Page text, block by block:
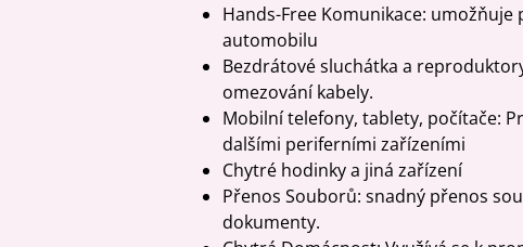
Hands-Free Komunikace:
automobilu
Bezdrátové sluchátka a
omezování kabely.
Mobilní telefony, tablety, počítače:
dalšími periferními zařízeními
Chytré hodinky a jiná zařízení
Přenos Souborů: snadný přenos
dokumenty.